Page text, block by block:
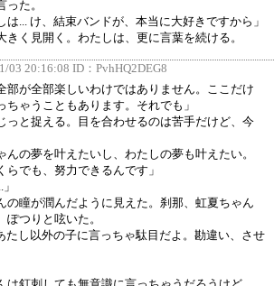
た。
... け、結束バンドが、本当に大好きですから」
く見開く。わたしは、更に言葉を続ける。
03 20:16:08 ID： PvhHQ2DEG8
が全部楽しいわけではありません。ここだけ
ゃうこともあります。それでも」
と捉える。目を合わせるのは苦手だけど、今
の夢を叶えたいし、わたしの夢も叶えたい。
でも、努力できるんです」
瞳が潤んだように見えた。刹那、虹夏ちゃん
つりと呟いた。
し以外の子に言っちゃ駄目だよ。勘違い、させ